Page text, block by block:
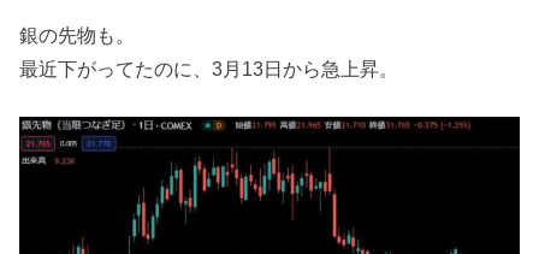
銀の先物も。
最近下がってたのに、3月13日から急上昇。